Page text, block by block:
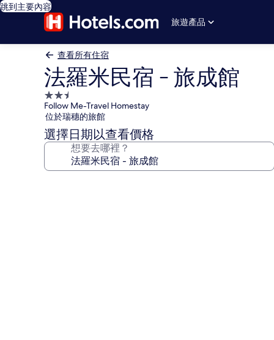
跳到主要內容
旅遊產品
查看所有住宿
法羅米民宿 - 旅成館
2.5
星
級
住
宿
Follow Me-Travel Homestay
位於瑞穗的旅館
選擇日期以查看價格
想要去哪裡？